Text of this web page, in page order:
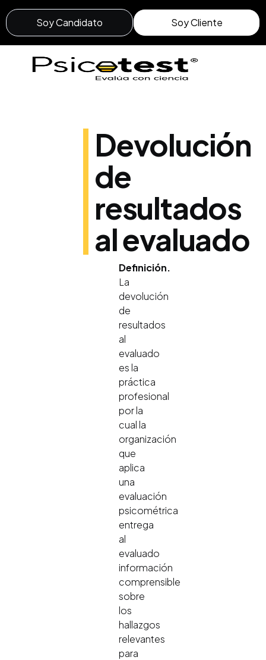
Soy Candidato Soy Cliente
Devolución
de
resultados
al evaluado
Definición.
La
devolución
de
resultados
al
evaluado
es la
práctica
profesional
por la
cual la
organización
que
aplica
una
evaluación
psicométrica
entrega
al
evaluado
información
comprensible
sobre
los
hallazgos
relevantes
para